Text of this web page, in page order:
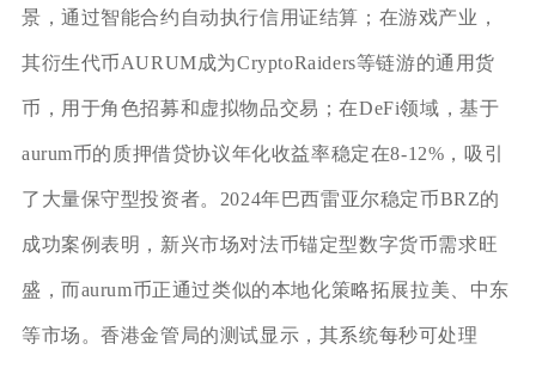
景，通过智能合约自动执行信用证结算；在游戏产业，
其衍生代币AURUM成为CryptoRaiders等链游的通用货
币，用于角色招募和虚拟物品交易；在DeFi领域，基于
aurum币的质押借贷协议年化收益率稳定在8-12%，吸引
了大量保守型投资者。2024年巴西雷亚尔稳定币BRZ的
成功案例表明，新兴市场对法币锚定型数字货币需求旺
盛，而aurum币正通过类似的本地化策略拓展拉美、中东
等市场。香港金管局的测试显示，其系统每秒可处理